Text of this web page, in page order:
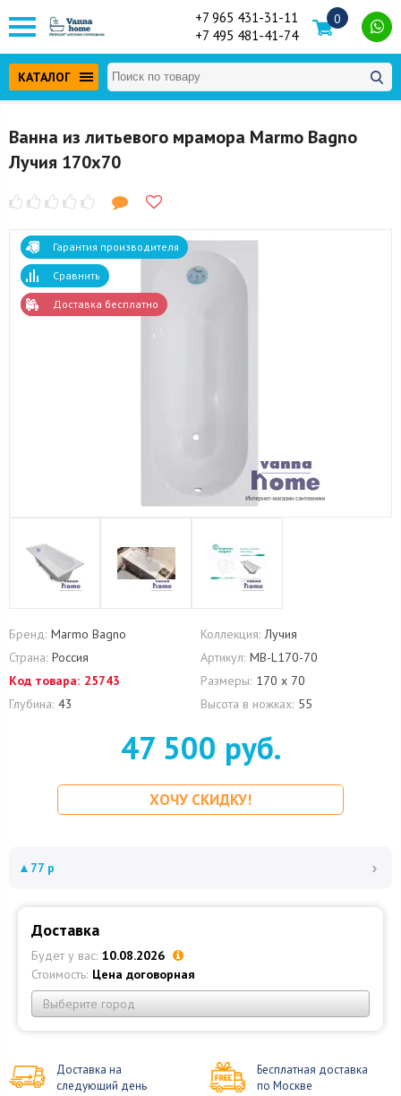
+7 965 431-31-11
+7 495 481-41-74
0
КАТАЛОГ
Ванна из литьевого мрамора Marmo Bagno
Лучия 170x70
Гарантия производителя
Сравнить
Доставка бесплатно
Бренд: Marmo Bagno Коллекция: Лучия
Страна: Россия Артикул: MB-L170-70
Код товара: 25743 Размеры: 170 х 70
Глубина: 43 Высота в ножках: 55
47 500 руб.
ХОЧУ СКИДКУ!
▲ 77 р ›
Доставка
Будет у вас: 10.08.2026
Стоимость: Цена договорная
Выберите город
Доставка на
следующий день
Бесплатная доставка
по Москве